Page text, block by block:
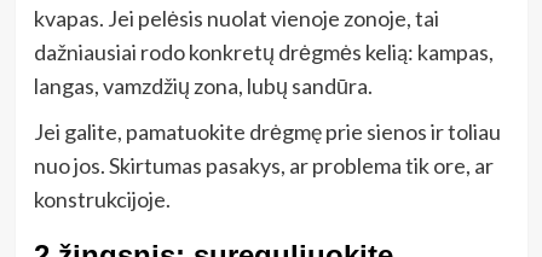
kvapas. Jei pelėsis nuolat vienoje zonoje, tai
dažniausiai rodo konkretų drėgmės kelią: kampas,
langas, vamzdžių zona, lubų sandūra.
Jei galite, pamatuokite drėgmę prie sienos ir toliau
nuo jos. Skirtumas pasakys, ar problema tik ore, ar
konstrukcijoje.